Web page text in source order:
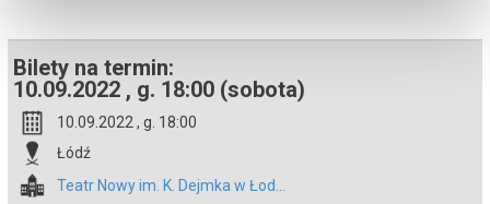
wydarzenia, gwarantujemy automatyczny zwrot środków
potwierdzony komunikatem wysyłanym na adres e-mail, podany
podczas zakupu.
Bilety na termin:
10.09.2022 , g. 18:00 (sobota)
10.09.2022 , g. 18:00
Łódź
Teatr Nowy im. K. Dejmka w Łod...